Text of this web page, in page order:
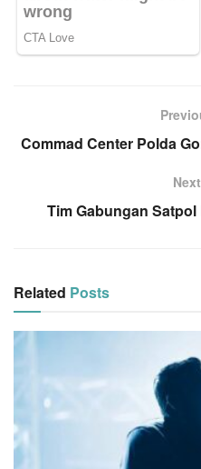
Commad Center Polda
Tim Gabungan
Related Posts